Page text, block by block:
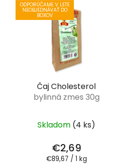
ODPORÚČAME V LETE
NEOBJEDNÁVAŤ DO
BOXOV
Čaj Cholesterol
bylinná zmes 30g
Skladom (4 ks)
€2,69
Jednotková
€89,67 / 1 kg